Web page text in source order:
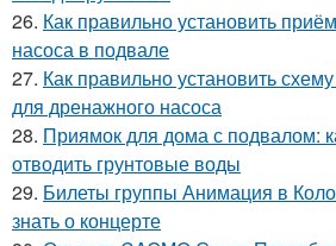
26. Как правильно установить
насоса в подвале
27. Как правильно установить
для дренажного насоса
28. Приямок для дома с подвалом:
отводить грунтовые воды
29. Билеты группы Анимация в
знать о концерте